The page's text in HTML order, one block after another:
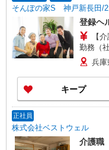
そんぽの家S 神戸新長田/
登録ヘ
【介護福
勤務（社
夜間（
祝日：時給1,895
（ヘルパー1級
以上勤
早朝夜
兵庫
キープ
正社員
株式会社ベストウェル
介護職